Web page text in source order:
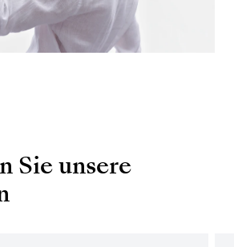
Sie unsere